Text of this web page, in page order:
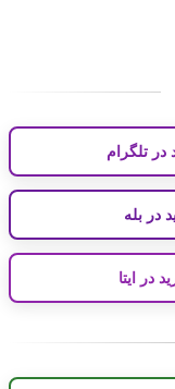
در تلگرام
در بله
در ایتا